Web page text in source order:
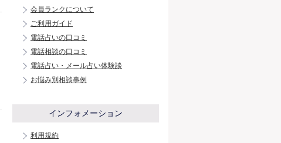
会員ランクについて
ご利用ガイド
電話占いの口コミ
電話相談の口コミ
電話占い・メール占い体験談
お悩み別相談事例
インフォメーション
利用規約